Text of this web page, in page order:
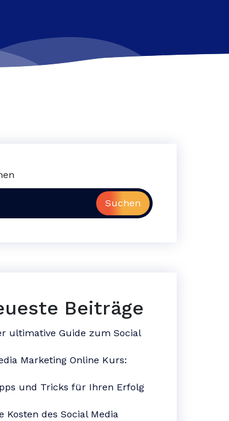
Suchen
Beiträge
ultimative Guide zum Social
Marketing Online Kurs:
und Tricks für Ihren Erfolg
Kosten des Social Media